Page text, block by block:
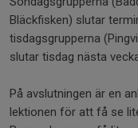
Bläckfisken) slutar
tisdagsgrupperna
slutar tisdag nästa
På avslutningen är en
lektionen för att få se